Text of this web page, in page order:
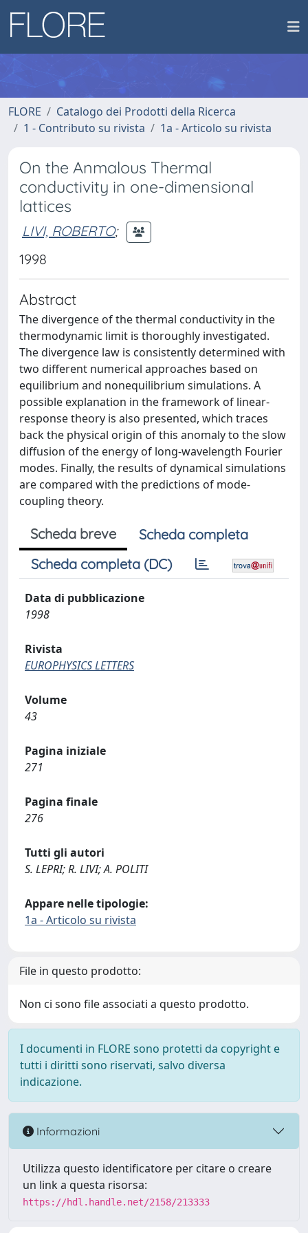
FLORE
Catalogo dei Prodotti della Ricerca
1 - Contributo su rivista
1a - Articolo su rivista
On the Anmalous Thermal
conductivity in one-dimensional
lattices
LIVI, ROBERTO;
1998
Abstract
The divergence of the thermal conductivity in the
thermodynamic limit is thoroughly investigated.
The divergence law is consistently determined with
two different numerical approaches based on
equilibrium and nonequilibrium simulations. A
possible explanation in the framework of linear-
response theory is also presented, which traces
back the physical origin of this anomaly to the slow
diffusion of the energy of long-wavelength Fourier
modes. Finally, the results of dynamical simulations
are compared with the predictions of mode-
coupling theory.
Scheda breve
Scheda completa
Scheda completa (DC)
Data di pubblicazione
1998
Rivista
EUROPHYSICS LETTERS
Volume
43
Pagina iniziale
271
Pagina finale
276
Tutti gli autori
S. LEPRI; R. LIVI; A. POLITI
Appare nelle tipologie:
1a - Articolo su rivista
File in questo prodotto:
Non ci sono file associati a questo prodotto.
I documenti in FLORE sono protetti da copyright e
tutti i diritti sono riservati, salvo diversa
indicazione.
Informazioni
Utilizza questo identificatore per citare o creare
un link a questa risorsa:
https://hdl.handle.net/2158/213333